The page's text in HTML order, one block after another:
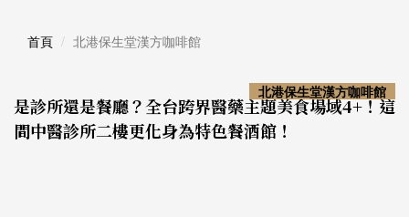
首頁 北港保生堂漢方咖啡館
是診所還是餐廳？全台跨界醫藥主題美食場域4+！這
間中醫診所二樓更化身為特色餐酒館！
北港保生堂漢方咖啡館